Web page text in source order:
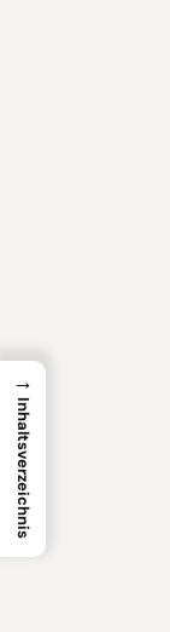
→
Inhaltsverzeichnis